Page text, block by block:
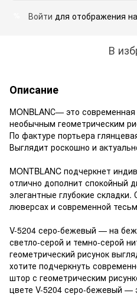
Войти для отображения
В
Описание
MONBLANС— это современная
необычным геометрическим
По фактуре портьера
Выглядит роскошно и
MONTBLANC подчеркнет
отлично дополнит спокойный
элегантные глубокие
люверсах и современной
V-5204 серо-бежевый — на
светло-серой и темно-серой
геометрический рисунок
хотите подчеркнуть
штор с геометрическим
цвете V-5204 серо-бежевый —